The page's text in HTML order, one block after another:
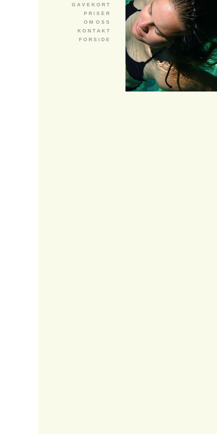
G A V E K O R T
P R I S E R
O M O S S
K O N T A K T
F O R S I D E